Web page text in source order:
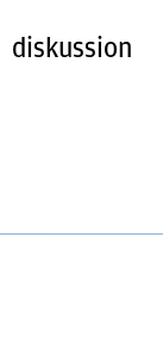
diskussion